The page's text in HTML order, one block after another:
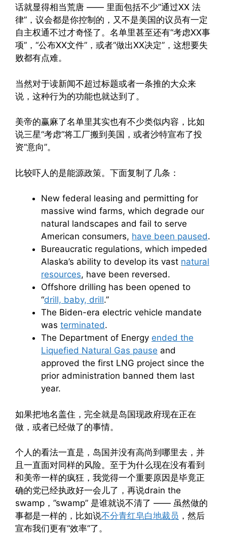
话就显得相当荒唐 —— 里面包括不少”通过XX 法
律”，议会都是你控制的，又不是美国的议员有一定
自主权通不过才奇怪了。名单里甚至还有“考虑XX事
项”，“公布XX文件”，或者“做出XX决定”，这想要失
败都有点难。
当然对于读新闻不超过标题或者一条推的大众来
说，这种行为的功能也就达到了。
美帝的赢麻了名单里其实也有不少类似内容，比如
说三星“考虑”将工厂搬到美国，或者沙特宣布了投
资“意向”。
比较吓人的是能源政策。下面复制了几条：
New federal leasing and permitting for
massive wind farms, which degrade our
natural landscapes and fail to serve
American consumers, have been paused.
Bureaucratic regulations, which impeded
Alaska’s ability to develop its vast natural
resources, have been reversed.
Offshore drilling has been opened to
“drill, baby, drill.”
The Biden-era electric vehicle mandate
was terminated.
The Department of Energy ended the
Liquefied Natural Gas pause and
approved the first LNG project since the
prior administration banned them last
year.
如果把地名盖住，完全就是岛国现政府现在正在
做，或者已经做了的事情。
个人的看法一直是，岛国并没有高尚到哪里去，并
且一直面对同样的风险。至于为什么现在没有看到
和美帝一样的疯狂，我觉得一个重要原因是毕竟正
确的党已经执政好一会儿了，再说drain the
swamp，”swamp” 是谁就说不清了 —— 虽然做的
事都是一样的，比如说不分青红皂白地裁员 ，然后
宣布我们更有“效率”了。